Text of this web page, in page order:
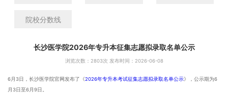
院校分数线
长沙医学院2026年专升本征集志愿拟录取名单公示
浏览次数： 2803次 发布时间：2026-06-08
6月3日，长沙医学院官网发布了《2026年专升本考试征集志愿拟录取名单公示》，公示期为6
月3日至6月9日。